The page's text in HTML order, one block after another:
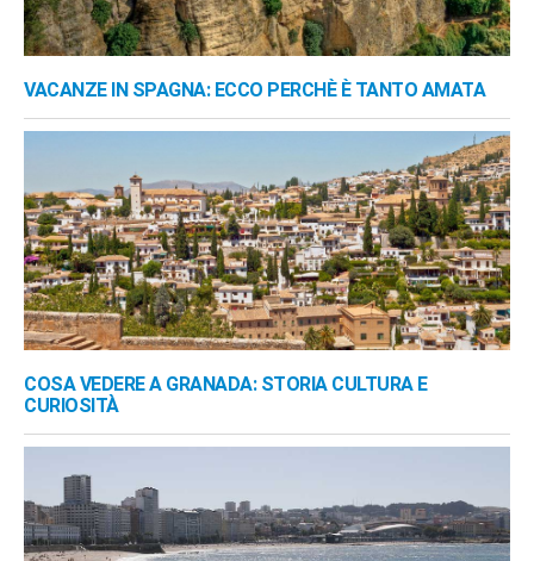
VACANZE IN SPAGNA: ECCO PERCHÈ È TANTO AMATA
COSA VEDERE A GRANADA: STORIA CULTURA E
CURIOSITÀ